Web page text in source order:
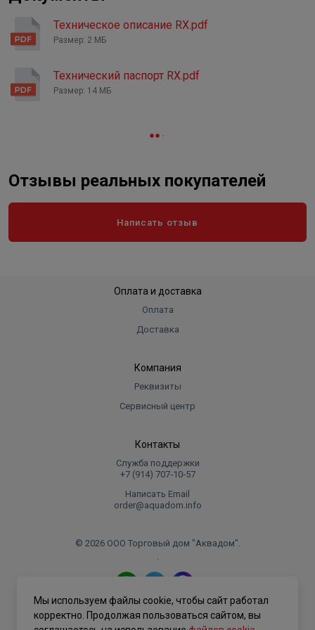
Высота в упаковке, см.
Вес в упаковке, кг 6.100
Техническое описание RX.pdf
Размер: 2 МБ
Технический паспорт RX.pdf
Размер: 14 МБ
Отзывы реальных покупателей
Написать отзыв
Оплата и доставка
Оплата
Доставка
Компания
Реквизиты
Сервисный центр
Контакты
Служба поддержки
+7 (914) 707‑10‑57
Написать Email
order@aquadom.info
© 2026 ООО Торговый дом "Аквадом".
.
Политика конфиденциальности
Мы используем файлы cookie, чтобы сайт работал
корректно. Продолжая пользоваться сайтом, вы